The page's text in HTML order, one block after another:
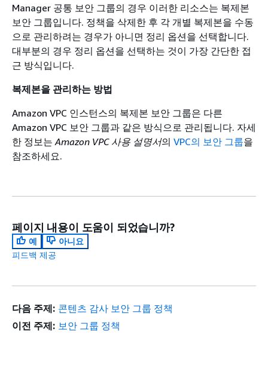
Manager 공통 보안 그룹의 경우 이러한 리소스는 복제본
보안 그룹입니다. 정책을 삭제한 후 각 개별 복제본을 수동
으로 관리하려는 경우가 아니면 정리 옵션을 선택합니다.
대부분의 경우 정리 옵션을 선택하는 것이 가장 간단한 접
근 방식입니다.
복제본을 관리하는 방법
Amazon VPC 인스턴스의 복제본 보안 그룹은 다른
Amazon VPC 보안 그룹과 같은 방식으로 관리됩니다. 자세
한 정보는Amazon VPC 사용 설명서의 VPC의 보안 그룹을
참조하세요.
페이지 내용이 도움이 되었습니까?
예
아니요
피드백 제공
다음 주제: 콘텐츠 감사 보안 그룹 정책
이전 주제: 보안 그룹 정책